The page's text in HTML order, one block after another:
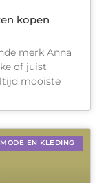
kopen
merk Anna
of juist
mooiste
MODE EN KLEDING